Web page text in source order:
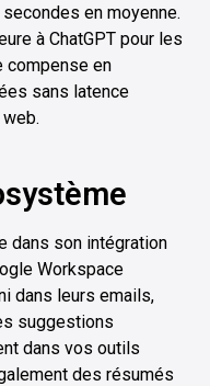
en moyenne.
à ChatGPT pour les
compense en
sans latence
dans son intégration
Workspace
dans leurs emails,
suggestions
dans vos outils
des résumés